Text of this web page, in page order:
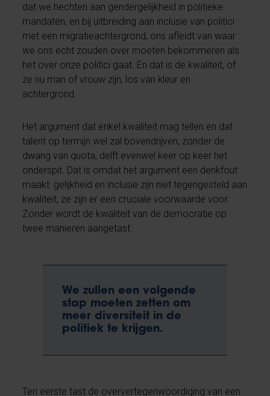
dat we hechten aan gendergelijkheid in politieke
mandaten, en bij uitbreiding aan inclusie van politici
met een migratieachtergrond, ons afleidt van waar
we ons echt zouden over moeten bekommeren als
het over onze politici gaat. En dat is de kwaliteit, of
ze nu man of vrouw zijn, los van kleur en
achtergrond.
Het argument dat enkel kwaliteit mag tellen en dat
talent op termijn wel zal bovendrijven, zonder de
dwang van quota, delft evenwel keer op keer het
onderspit. Dat is omdat het argument een denkfout
maakt: gelijkheid en inclusie zijn niet tegengesteld aan
kwaliteit, ze zijn er een cruciale voorwaarde voor.
Zonder wordt de kwaliteit van de democratie op
twee manieren aangetast.
We zullen een volgende
stap moeten zetten om
meer diversiteit in de
politiek te krijgen.
Ten eerste tast de oververtegenwoordiging van een